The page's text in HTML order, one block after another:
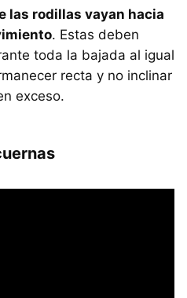
las rodillas vayan hacia
. Estas deben
toda la bajada al igual
recta y no inclinar
exceso.